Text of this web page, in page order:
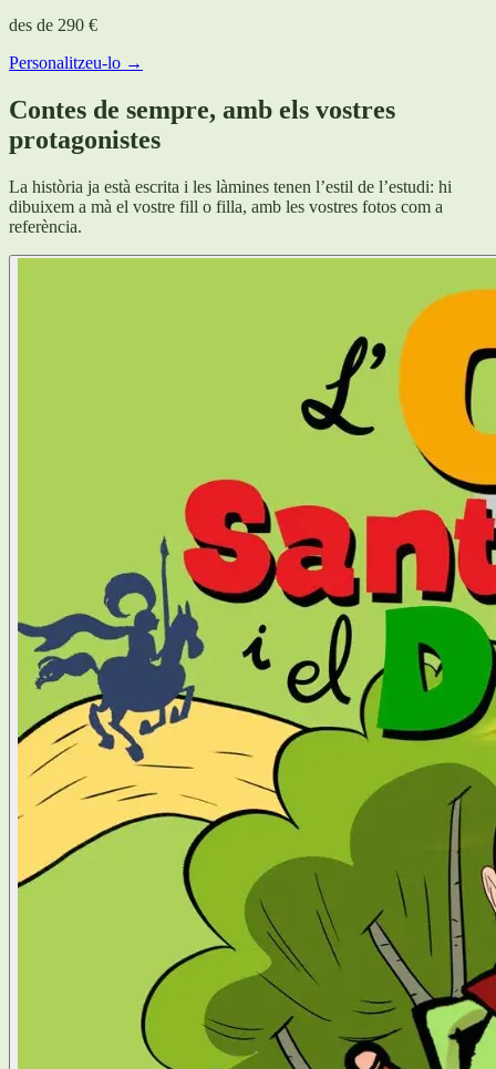
des de 290 €
Personalitzeu-lo →
Contes de sempre, amb els vostres
protagonistes
La història ja està escrita i les làmines tenen l’estil de l’estudi: hi
dibuixem a mà el vostre fill o filla, amb les vostres fotos com a
referència.